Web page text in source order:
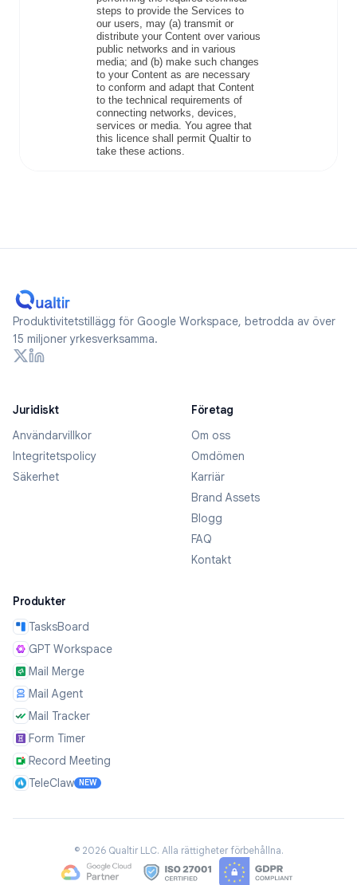
Produktivitetstillägg för Google Workspace, betrodda av över
15 miljoner yrkesverksamma.
Juridiskt
Användarvillkor
Integritetspolicy
Säkerhet
Företag
Om oss
Omdömen
Karriär
Brand Assets
Blogg
FAQ
Kontakt
Produkter
TasksBoard
GPT Workspace
Mail Merge
Mail Agent
Mail Tracker
Form Timer
Record Meeting
TeleClaw NEW
© 2026Qualtir LLC. Alla rättigheter förbehållna.